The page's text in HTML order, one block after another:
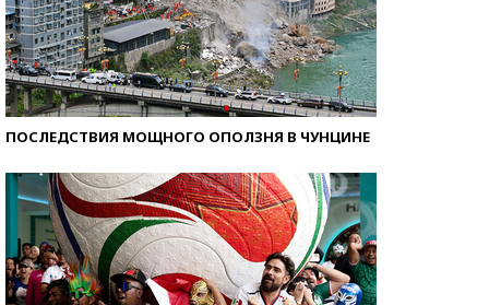
ПОСЛЕДСТВИЯ МОЩНОГО ОПОЛЗНЯ В ЧУНЦИНЕ